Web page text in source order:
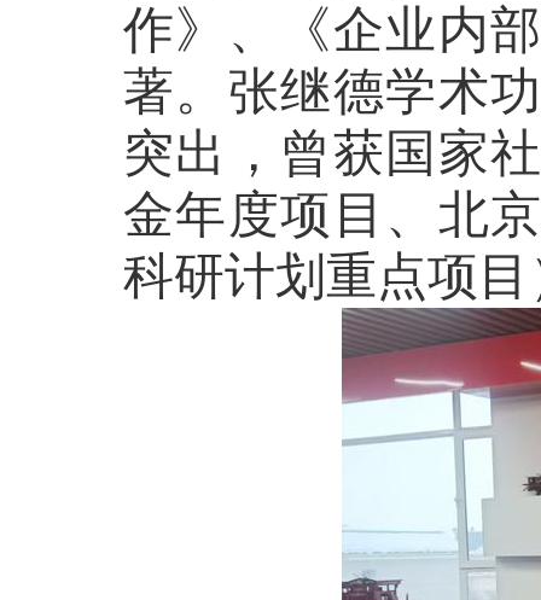
作》、《企业内
著。张继德学术
突出，曾获国家
金年度项目、北
科研计划重点项目